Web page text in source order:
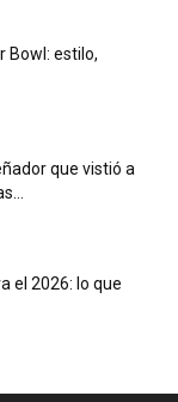
Bowl: estilo,
que vistió a
el 2026: lo que